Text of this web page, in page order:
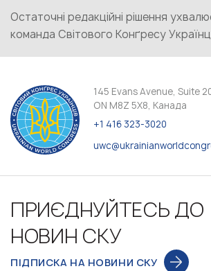
Остаточні редакційні рішення
команда Світового Конґресу
145 Evans Avenue, Suite
ON M8Z 5X8, Канада
+1 416 323-3020
ПРИЄДНУЙТЕСЬ ДО
НОВИН СКУ
ПІДПИСКА НА НОВИНИ СКУ